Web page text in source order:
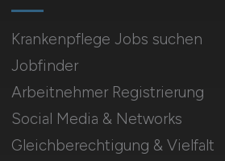
Krankenpflege Jobs suchen
Jobfinder
Arbeitnehmer Registrierung
Social Media & Networks
Gleichberechtigung & Vielfalt